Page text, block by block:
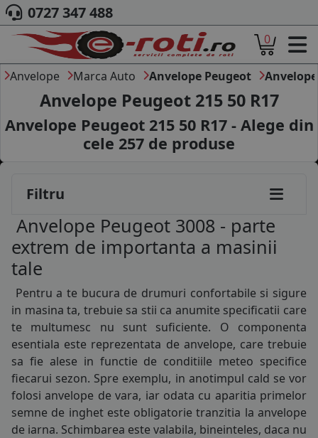
ACASA
DESPRE NOI
ANVELOPE
AUTO
CAMION
MOTO
MARCA AUTO
BLOG
CONT
CONTACT
COS (0 PRODUSE
0727 347 488
0
Anvelope Marca Auto Anvelope Peugeot Anvelope
Anvelope Peugeot 215 50 R17
Anvelope Peugeot 215 50 R17 - Alege din
cele 257 de produse
Filtru
Anvelope Peugeot 3008 - parte
extrem de importanta a masinii
tale
Pentru a te bucura de drumuri confortabile si sigure
in masina ta, trebuie sa stii ca anumite specificatii care
te multumesc nu sunt suficiente. O componenta
esentiala este reprezentata de anvelope, care trebuie
sa fie alese in functie de conditiile meteo specifice
fiecarui sezon. Spre exemplu, in anotimpul cald se vor
folosi anvelope de vara, iar odata cu aparitia primelor
semne de inghet este obligatorie tranzitia la anvelope
de iarna. Schimbarea este valabila, bineinteles, daca nu
185/55R14
185/60R14
185/65R14
185/70R14
195/70R14
165/60R15
175/55R15
185/55R15
185/60R15
185/65R15
195/55R15
195/60R15